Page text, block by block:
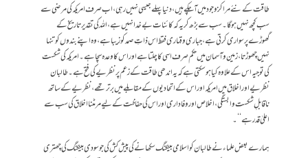
طاقت کے نئے مراکز وجود میں آچکے ہیں ، دنیا پہلے جیسی نہیں رہی، اب صرف امریکہ کی مرضی سے
سب کچھ نہیں ہوگا۔ سب سے بڑھ کر یہ کہ کائنات بے خدا نہیں ہے، اللہ کی تقدیر تاریخ کے
گھوڑے پر سواری کرتی ہے، جباری وقہاری فقط اس ذاتِ صمد کو زیبا ہے، وہ اپنے بندوں کو تنہا
نہیں چھوڑتا، زمین وآسمان میں حکم صرف اسی کا چلتا ہے اور اس کا وعدہ سچا ہے۔ امریکہ کی شکست
کی توجیہ اس کے علاوہ کیا ہوسکتی ہے کہ یہ اندھی طاقت کے زعم پر نظریے کی فتح ہے ۔ طالبان
نظریے اور اخلاق میں امریکہ اور اس کے اتحادیوں کے مقابلے میں برتر تھے، نظریے کے ساتھ
ناقابلِ شکست وابستگی ،اخلاص اور وفاداری اور اس کی حفاظت کے لیے مرمٹنا اخلاق کی سب سے
اعلیٰ قدر ہے‘‘۔
ہمارے بعض علماء نے طالبان کو اسلامی بینکنگ سکھانے کی پیش کش کی جو سودی بینکنگ کی چھتری